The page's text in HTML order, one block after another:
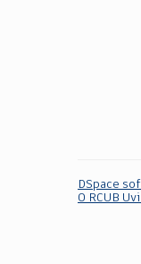
DSpace
O RCUB